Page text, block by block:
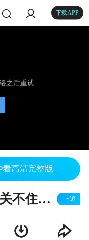
下载APP
之后重试
看高清完整版
开心到飞起~笼子都要关不住了主人让朋友王先生亲自来爱丁堡接可爱的小陨石回家 +追